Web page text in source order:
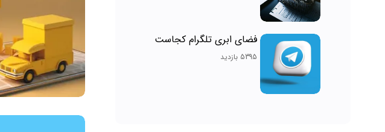
فضای ابری تلگرام کجاست
5395 بازدید